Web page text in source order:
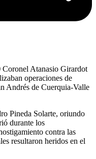
Atanasio Girardot
operaciones de
Andrés de Cuerquia-Valle
Pineda Solarte, oriundo
durante los
contra las
resultaron heridos en el